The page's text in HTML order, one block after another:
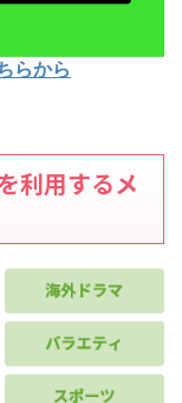
らから
利用するメ